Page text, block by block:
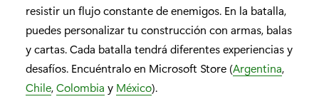
resistir un flujo constante de enemigos. En la batalla,
puedes personalizar tu construcción con armas, balas
y cartas. Cada batalla tendrá diferentes experiencias y
desafíos. Encuéntralo en Microsoft Store (Argentina,
Chile,Colombia y México).